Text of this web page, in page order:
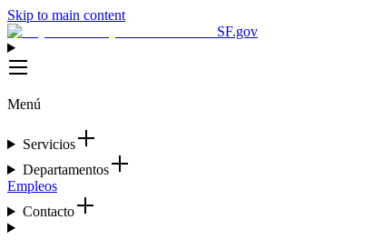
Skip to main content
SF.gov
Menú
Servicios
Departamentos
Empleos
Contacto